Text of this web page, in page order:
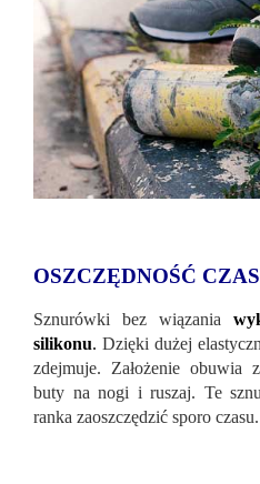
OSZCZĘDNOŚĆ
Sznurówki bez wiązania
silikonu. Dzięki dużej
zdejmuje. Założenie
buty na nogi i ruszaj. Te
ranka zaoszczędzić sporo czasu.